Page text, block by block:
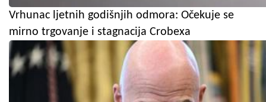
Vrhunac ljetnih godišnjih odmora: Očekuje se
mirno trgovanje i stagnacija Crobexa